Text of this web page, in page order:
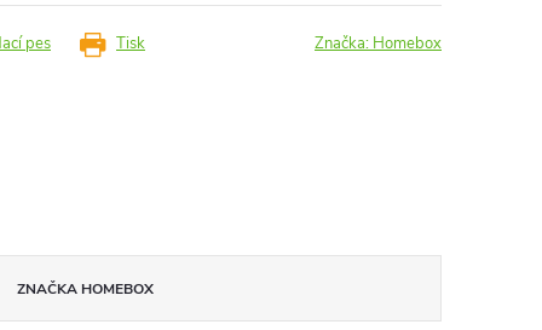
Tisk
pes Značka: Homebox
ZNAČKAHOMEBOX